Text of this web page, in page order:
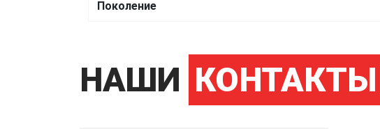
Поколение
НАШИ КОНТАКТЫ